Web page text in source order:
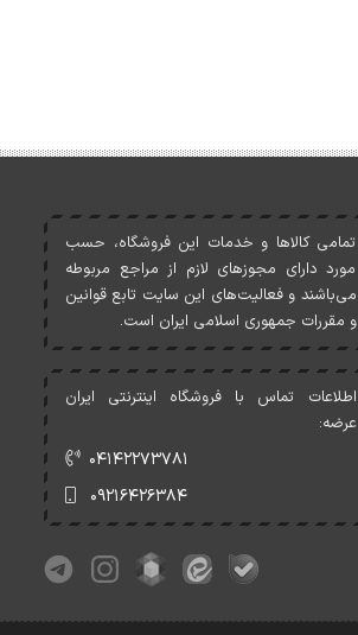
تمامی کالاها و خدمات اين فروشگاه، حسب
مورد دارای مجوزهای لازم از مراجع مربوطه
می‌باشند و فعاليت‌های اين سايت تابع قوانين
و مقررات جمهوری اسلامی ايران است.
اطلاعات تماس با فروشگاه اینترنتی ایران
عرضه:
۰۴۱۴۲۲۷۳۷۸۱
۰۹۲۱۶۴۲۶۳۸۴